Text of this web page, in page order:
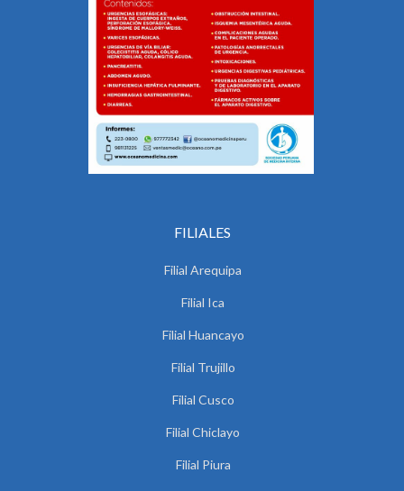
FILIALES
Filial Arequipa
Filial Ica
Filial Huancayo
Filial Trujillo
Filial Cusco
Filial Chiclayo
Filial Piura